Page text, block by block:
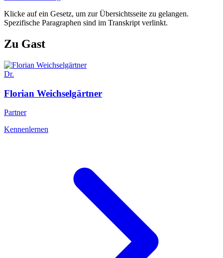
Klicke auf ein Gesetz, um zur Übersichtsseite zu gelangen.
Spezifische Paragraphen sind im Transkript verlinkt.
Zu Gast
Dr.
Florian Weichselgärtner
Partner
Kennenlernen